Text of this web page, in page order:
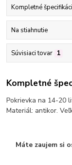
Kompletné
Na stiahnutie
Súvisiaci tovar 1
Kompletné
Pokrievka na 14-20
Materiál: antikor.
Máte zaujem si